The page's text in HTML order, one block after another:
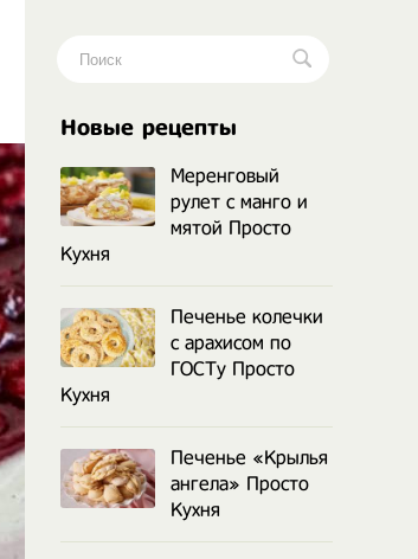
Новые рецепты
Меренговый
рулет с манго и
мятой Просто
Кухня
Печенье колечки
с арахисом по
ГОСТу Просто
Кухня
Печенье «Крылья
ангела» Просто
Кухня